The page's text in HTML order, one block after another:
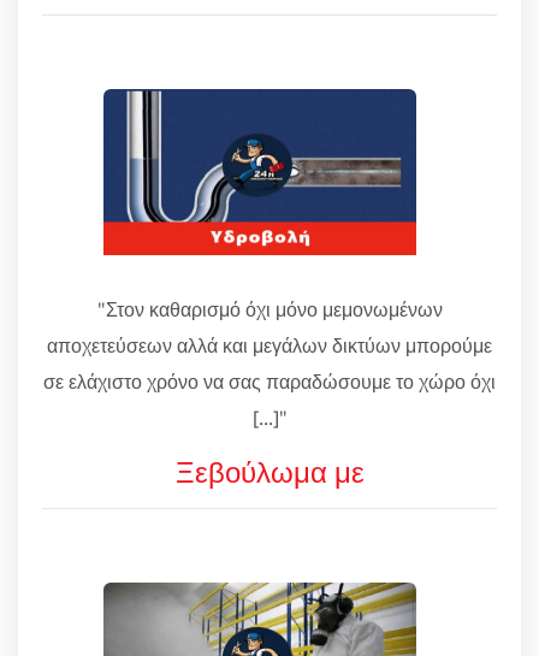
"Στον καθαρισμό όχι μόνο μεμονωμένων
αποχετεύσεων αλλά και μεγάλων δικτύων μπορούμε
σε ελάχιστο χρόνο να σας παραδώσουμε το χώρο όχι
[...]"
Ξεβούλωμα με